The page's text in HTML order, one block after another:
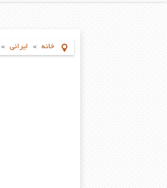
خانه » ایرانی »